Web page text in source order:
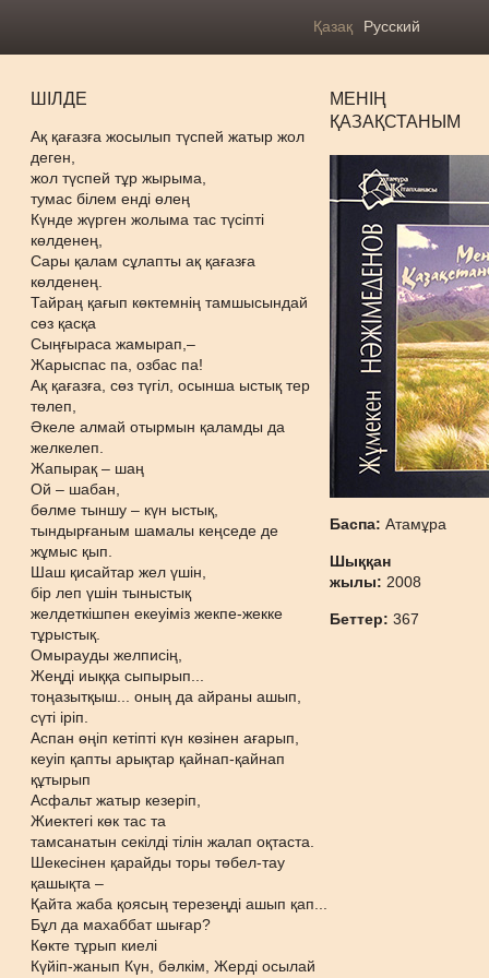
Қазақ Русский
ШІЛДЕ
Ақ қағазға жосылып түспей жатыр жол
деген,
жол түспей тұр жырыма,
тумас білем енді өлең
Күнде жүрген жолыма тас түсіпті
көлденең,
Сары қалам сұлапты ақ қағазға
көлденең.
Тайраң қағып көктемнің тамшысындай
сөз қасқа
Сыңғыраса жамырап,–
Жарыспас па, озбас па!
Ақ қағазға, сөз түгіл, осынша ыстық тер
төлеп,
Әкеле алмай отырмын қаламды да
желкелеп.
Жапырақ – шаң
Ой – шабан,
бөлме тыншу – күн ыстық,
тындырғаным шамалы кеңседе де
жұмыс қып.
Шаш қисайтар жел үшін,
бір леп үшін тыныстық
желдеткішпен екеуіміз жекпе-жекке
тұрыстық.
Омырауды желписің,
Жеңді иыққа сыпырып...
тоңазытқыш... оның да айраны ашып,
сүті іріп.
Аспан өңіп кетіпті күн көзінен ағарып,
кеуіп қапты арықтар қайнап-қайнап
құтырып
Асфальт жатыр кезеріп,
Жиектегі көк тас та
тамсанатын секілді тілін жалап оқтаста.
Шекесінен қарайды торы төбел-тау
қашықта –
Қайта жаба қоясың терезеңді ашып қап...
Бұл да махаббат шығар?
Көкте тұрып киелі
Күйіп-жанып Күн, бәлкім, Жерді осылай
МЕНІҢ
ҚАЗАҚСТАНЫМ
Баспа:Атамұра
Шыққан
жылы: 2008
Беттер:367